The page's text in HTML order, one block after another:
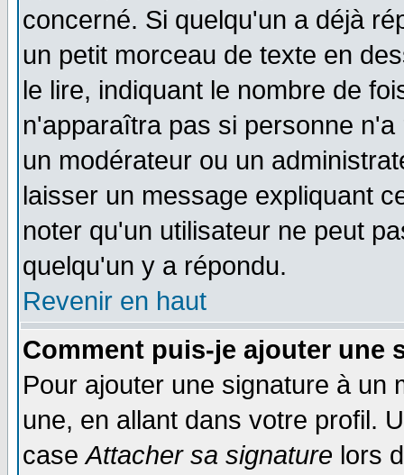
concerné. Si quelqu'un a déjà
un petit morceau de texte en
le lire, indiquant le nombre de
n'apparaîtra pas si personne
un modérateur ou un
laisser un message expliquant
noter qu'un utilisateur ne peut
quelqu'un y a répondu.
Revenir en haut
Comment puis-je ajouter une
Pour ajouter une signature à un
une, en allant dans votre profil.
caseAttacher sa signature lors